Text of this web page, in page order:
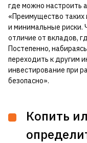
где можно настроить
«Преимущество
и минимальные риски.
отличие от вкладов,
Постепенно,
переходить к другим
инвестирование при
безопасно».
Копить